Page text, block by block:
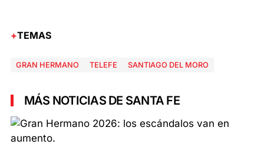
TEMAS
GRAN HERMANO TELEFE SANTIAGO DEL MORO
MÁS NOTICIAS DE SANTA FE